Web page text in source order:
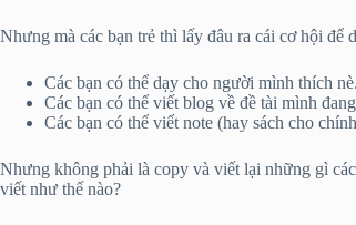
Nhưng mà các bạn trẻ thì lấy đâu ra cái cơ hội để
Các bạn có thể dạy cho người mình thích
Các bạn có thể viết blog về đề tài mình
Các bạn có thể viết note (hay sách cho
Nhưng không phải là copy và viết lại những gì
viết như thế nào?